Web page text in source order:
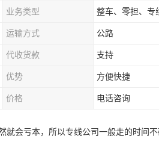
业务类型 整车、零担、专
运输方式 公路
代收货款 支持
优势 方便快捷
价格 电话咨询
会亏本，所以专线公司一般走的时间